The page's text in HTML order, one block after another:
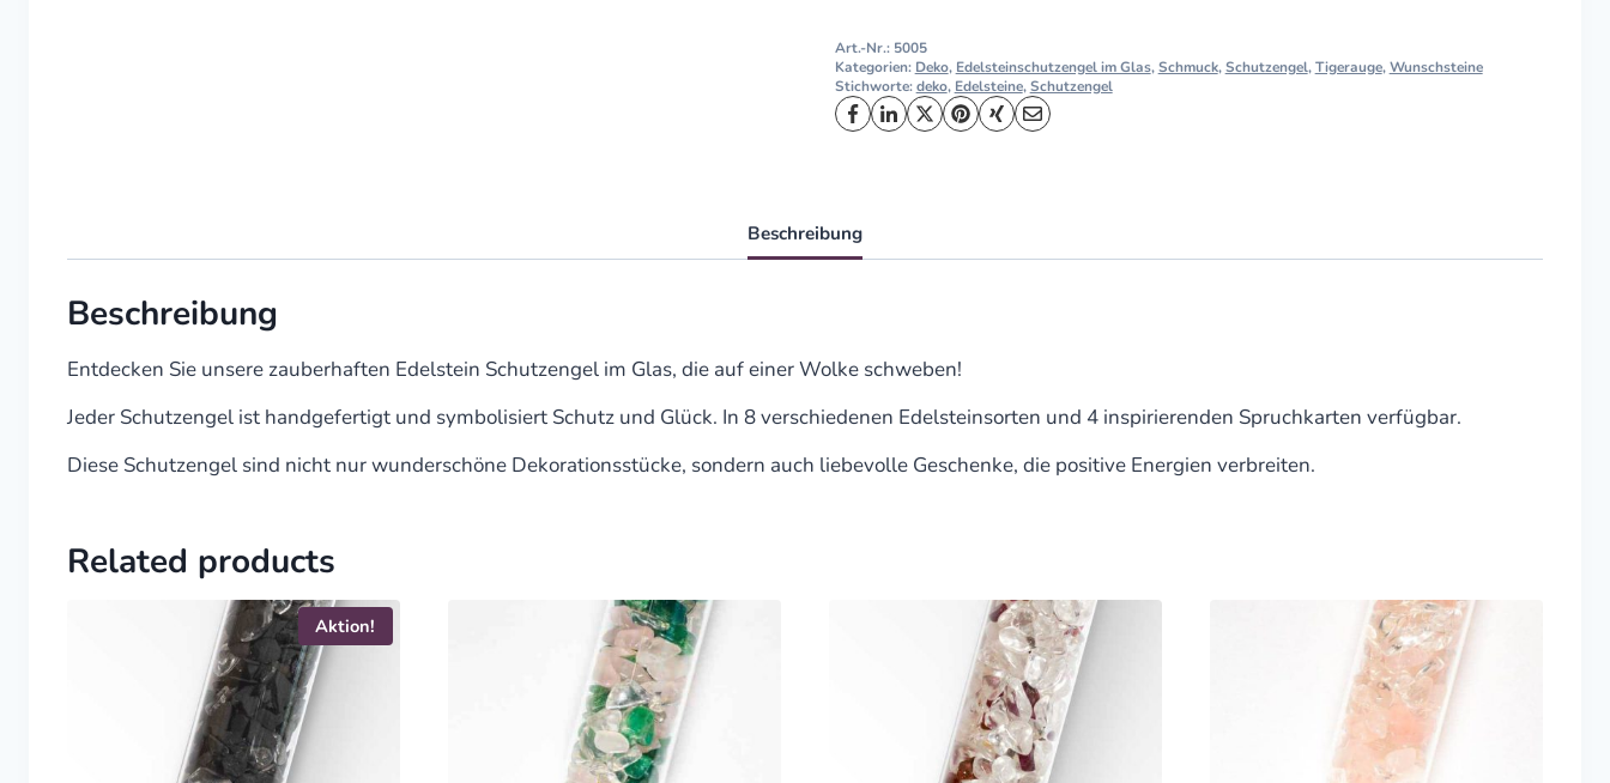
Art.-Nr.: 5005
Kategorien: Deko, Edelsteinschutzengel im Glas,Schmuck,Schutzengel,Tigerauge,Wunschsteine
Stichworte:deko, Edelsteine,Schutzengel
Beschreibung
Beschreibung
Entdecken Sie unsere zauberhaften Edelstein Schutzengel im Glas, die auf einer Wolke schweben!
Jeder Schutzengel ist handgefertigt und symbolisiert Schutz und Glück. In 8 verschiedenen Edelsteinsorten und 4 inspirierenden Spruchkarten verfügbar.
Diese Schutzengel sind nicht nur wunderschöne Dekorationsstücke, sondern auch liebevolle Geschenke, die positive Energien verbreiten.
Related products
Aktion!